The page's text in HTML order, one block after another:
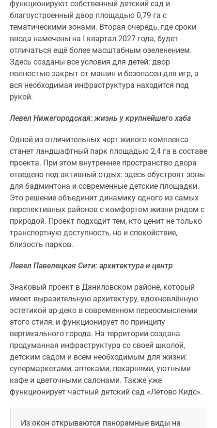
Дома
коттеджи
Коттеджные
поселки
Новой
Москве
Готовые
поселки
Строящиеся
Коттеджные
поселки
Коттеджные
поселки
Коттеджные
ипотеку
Бизнес-
центры
Коттеджи
Скидки
акции
Макс
функционируют собственный детский сад и
благоустроенный двор площадью 0,79 га с
тематическими зонами. Вторая очередь, где сроки
ввода намечены на I квартал 2027 года, будет
отличаться ещё более масштабным озеленением.
Здесь созданы все условия для детей: двор
полностью закрыт от машин и безопасен для игр, а
вся необходимая инфраструктура находится под
рукой.
Левел Нижегородская: жизнь у крупнейшего хаба
Одной из отличительных черт жилого комплекса
станет ландшафтный парк площадью 2,4 га в составе
проекта. При этом внутреннее пространство двора
отведено под активный отдых: здесь обустроят зоны
для бадминтона и современные детские площадки.
Это решение объединит динамику одного из самых
перспективных районов с комфортом жизни рядом с
природой. Проект подходит тем, кто ценит не только
транспортную доступность, но и спокойствие,
близость парков.
Левел Павелецкая Сити: архитектура и центр
Знаковый проект в Даниловском районе, который
имеет выразительную архитектуру, вдохновлённую
эстетикой ар-деко в современном переосмыслении
этого стиля, и функционирует по принципу
вертикального города. На территории создана
продуманная инфраструктура со своей школой,
детским садом и всем необходимым для жизни:
супермаркетами, аптеками, пекарнями, уютными
кафе и цветочными салонами. Также уже
функционирует частный детский сад «Летово Кидс».
Из окон открываются панорамные виды на